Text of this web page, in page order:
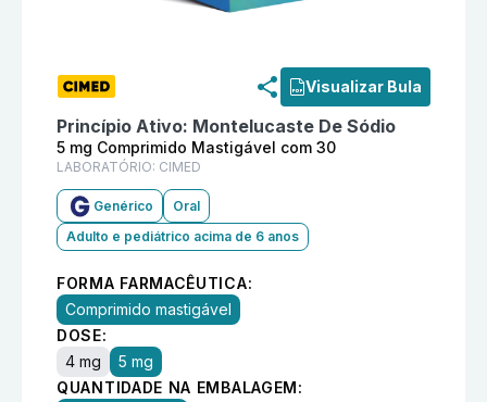
Visualizar Bula
Princípio Ativo: Montelucaste De Sódio
5 mg Comprimido Mastigável com 30
LABORATÓRIO: CIMED
Genérico
Oral
Adulto e pediátrico acima de 6 anos
FORMA FARMACÊUTICA:
Comprimido mastigável
DOSE:
4 mg
5 mg
QUANTIDADE NA EMBALAGEM: